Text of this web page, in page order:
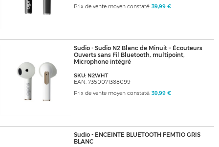
Prix de vente moyen constaté: 39,99 €
Sudio - Sudio N2 Blanc de Minuit – Écouteurs
Ouverts sans Fil Bluetooth, multipoint,
Microphone intégré
SKU: N2WHT
EAN: 7350071388099
Prix de vente moyen constaté: 39,99 €
Sudio - ENCEINTE BLUETOOTH FEMTIO GRIS
BLANC